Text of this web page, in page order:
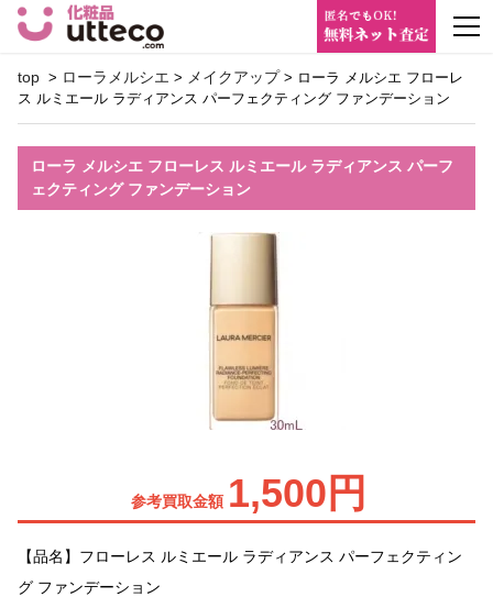
top > ローラメルシエ > メイクアップ > ローラ メルシエ フローレ
ス ルミエール ラディアンス パーフェクティング ファンデーション
ローラ メルシエ フローレス ルミエール ラディアンス パーフ
ェクティング ファンデーション
参考買取金額 1,500円
【品名】フローレス ルミエール ラディアンス パーフェクティン
グ ファンデーション